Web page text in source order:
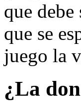
que
que se
juego la
¿La